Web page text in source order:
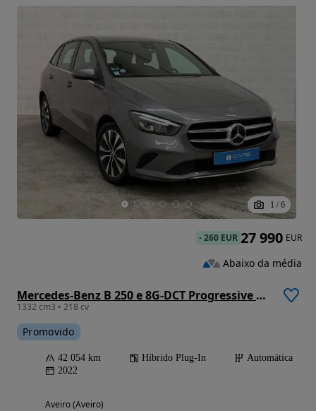
1 / 6
Mercedes-Benz B 250 e 8G-DCT Progressive Advanced
1332 cm3 • 218 cv
Promovido
42 054 km Híbrido Plug-In
Automática
2022
Aveiro (Aveiro)
-260 EUR 27 990 EUR
Abaixo da média